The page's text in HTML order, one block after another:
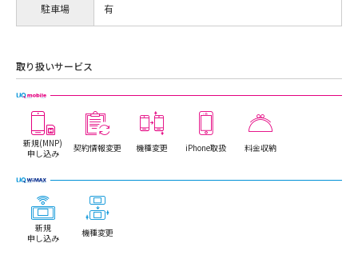
駐車場 有
取り扱いサービス
新規(MNP)
申し込み
契約情報変更 機種変更 iPhone取扱 料金収納
新規
申し込み
機種変更